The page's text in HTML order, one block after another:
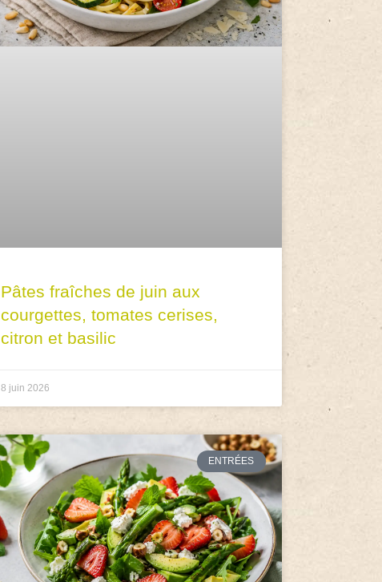
Pâtes fraîches de juin aux
courgettes, tomates cerises,
citron et basilic
8 juin 2026
ENTRÉES